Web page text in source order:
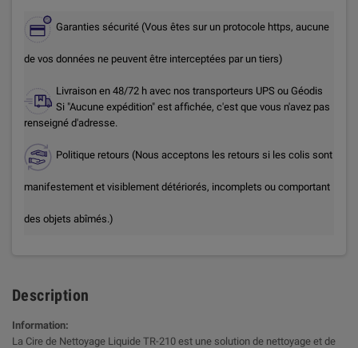
Garanties sécurité (Vous êtes sur un protocole https, aucune
de vos données ne peuvent être interceptées par un tiers)
Livraison en 48/72 h avec nos transporteurs UPS ou Géodis
Si "Aucune expédition" est affichée, c'est que vous n'avez pas
renseigné d'adresse.
Politique retours (Nous acceptons les retours si les colis sont
manifestement et visiblement détériorés, incomplets ou comportant
des objets abîmés.)
Description
Information:
La Cire de Nettoyage Liquide TR-210 est une solution de nettoyage et de